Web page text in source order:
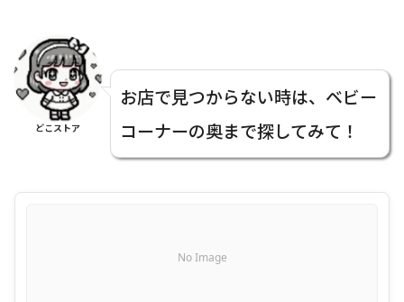
どこストア
お店で見つからない時は、ベビー
コーナーの奥まで探してみて！
No Image